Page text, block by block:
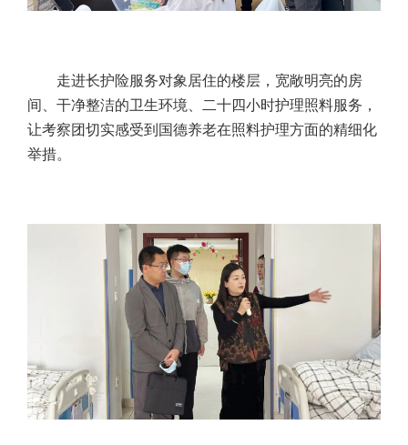
走进长护险服务对象居住的楼层，宽敞明亮的房
间、干净整洁的卫生环境、二十四小时护理照料服务，
让考察团切实感受到国德养老在照料护理方面的精细化
举措。